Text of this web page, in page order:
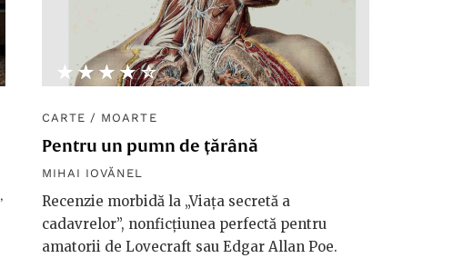
,
★★★★★
☆☆☆☆☆
CARTE / MOARTE
Pentru un pumn de țărână
MIHAI IOVĂNEL
Recenzie morbidă la „Viața secretă a
cadavrelor”, nonficțiunea perfectă pentru
amatorii de Lovecraft sau Edgar Allan Poe.